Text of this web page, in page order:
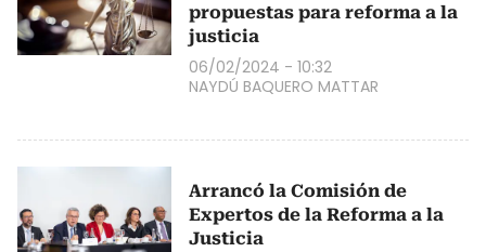
propuestas para reforma a la
justicia
06/02/2024 - 10:32
NAYDÚ BAQUERO MATTAR
Arrancó la Comisión de
Expertos de la Reforma a la
Justicia